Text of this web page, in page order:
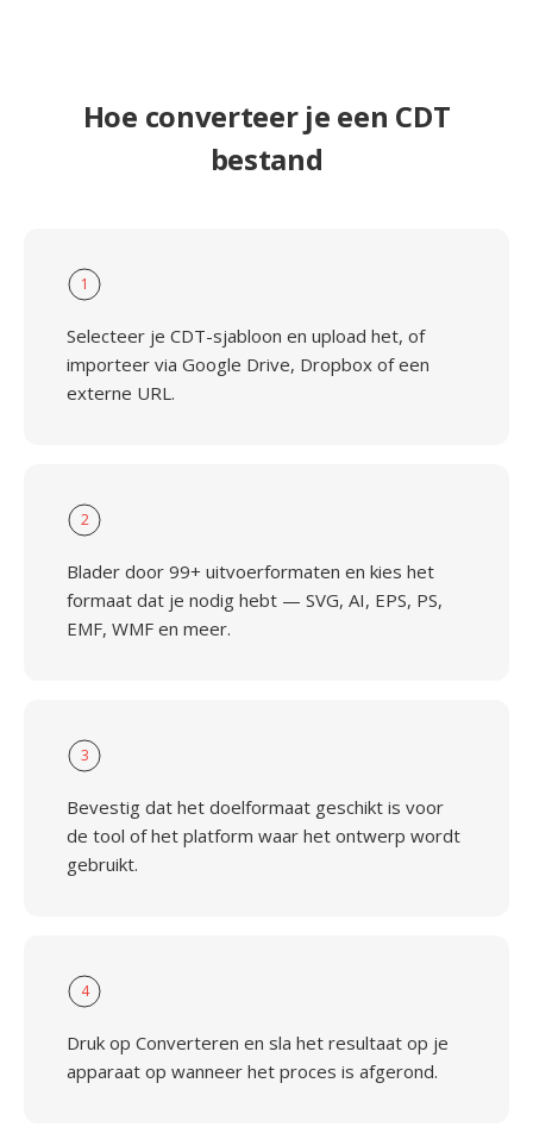
Hoe converteer je een CDT
bestand
1
Selecteer je CDT-sjabloon en upload het, of
importeer via Google Drive, Dropbox of een
externe URL.
2
Blader door 99+ uitvoerformaten en kies het
formaat dat je nodig hebt — SVG, AI, EPS, PS,
EMF, WMF en meer.
3
Bevestig dat het doelformaat geschikt is voor
de tool of het platform waar het ontwerp wordt
gebruikt.
4
Druk op Converteren en sla het resultaat op je
apparaat op wanneer het proces is afgerond.